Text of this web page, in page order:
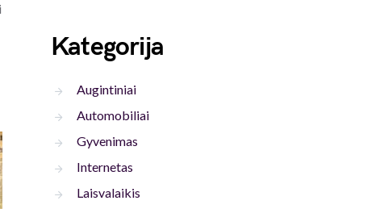
Kategorija
Augintiniai
Automobiliai
Gyvenimas
Internetas
Laisvalaikis